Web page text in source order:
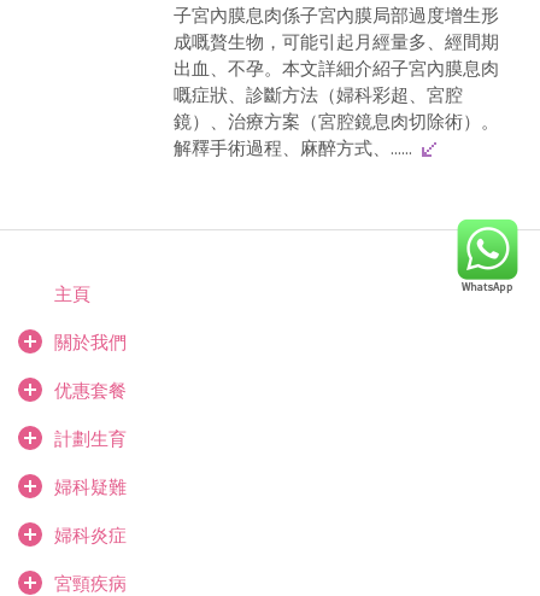
子宮內膜息肉係子宮內膜局部過度增生形
成嘅贅生物，可能引起月經量多、經間期
出血、不孕。本文詳細介紹子宮內膜息肉
嘅症狀、診斷方法（婦科彩超、宮腔
鏡）、治療方案（宮腔鏡息肉切除術）。
解釋手術過程、麻醉方式、......
主頁
關於我們
优惠套餐
計劃生育
婦科疑難
婦科炎症
宮頸疾病